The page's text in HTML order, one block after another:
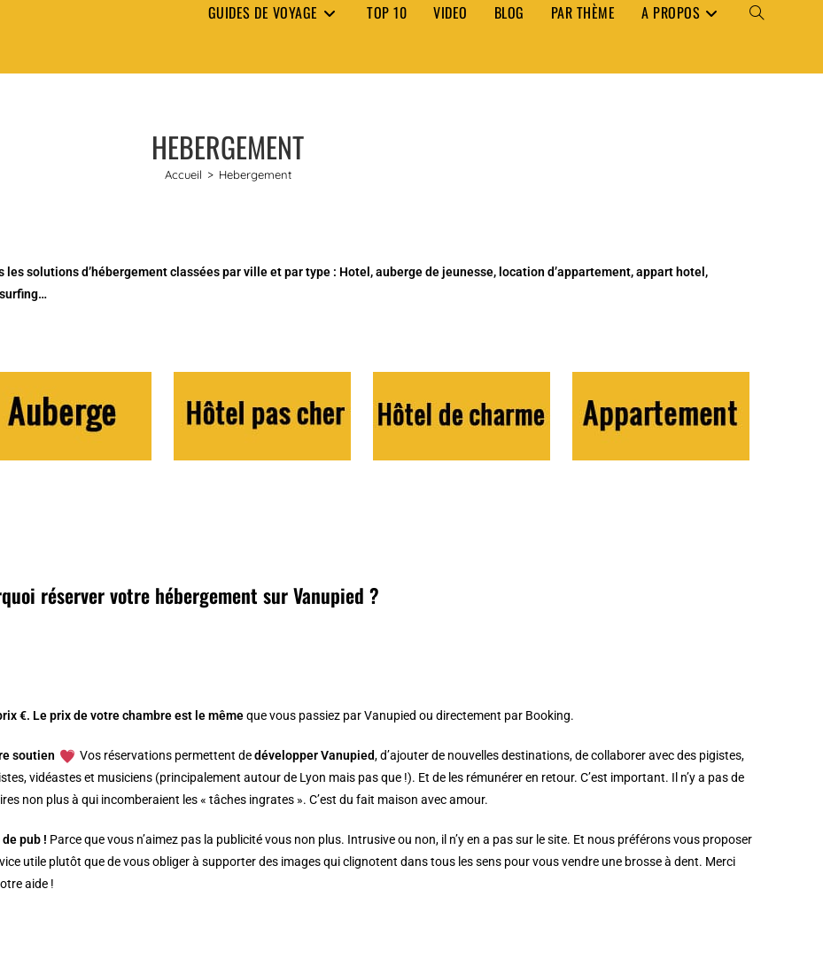
GUIDES DE VOYAGE TOP 10 VIDEO BLOG PAR THÈME A PROPOS TOGGLE
HEBERGEMENT
Accueil > Hebergement
les solutions d’hébergement classées par ville et par type : Hotel, auberge de jeunesse, location d’appartement, appart hotel,
réserver votre hébergement sur Vanupied ?
€. Le prix de votre chambre est le mêmeque vous passiez par Vanupied ou directement par Booking.
soutien Vos réservations permettent dedévelopper Vanupied, d’ajouter de nouvelles destinations, de collaborer avec des pigistes,
vidéastes et musiciens (principalement autour de Lyon mais pas que !). Et de les rémunérer en retour. C’est important. Il n’y a pas de
non plus à qui incomberaient les « tâches ingrates ». C’est du fait maison avec amour.
de pub ! Parce que vous n’aimez pas la publicité vous non plus. Intrusive ou non, il n’y en a pas sur le site. Et nous préférons vous proposer
utile plutôt que de vous obliger à supporter des images qui clignotent dans tous les sens pour vous vendre une brosse à dent. Merci
aide !